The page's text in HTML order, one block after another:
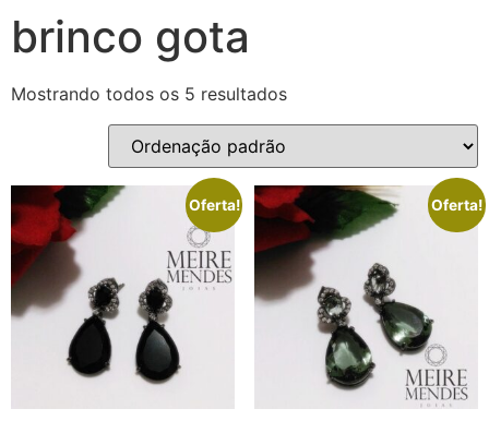
brinco gota
Mostrando todos os 5 resultados
Oferta! Oferta!